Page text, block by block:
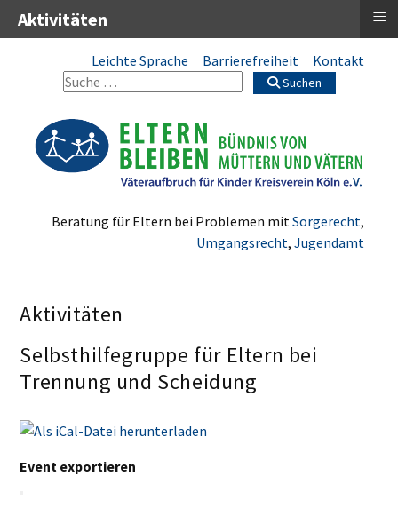
Leichte Sprache Barrierefreiheit Kontakt
Suchen
Beratung für Eltern bei Problemen mit Sorgerecht,
Umgangsrecht, Jugendamt
Aktivitäten
Selbsthilfegruppe für Eltern bei
Trennung und Scheidung
Event exportieren
Aktivitäten ≡